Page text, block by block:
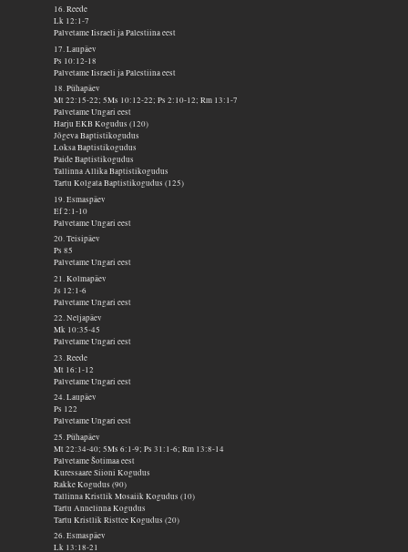
16. Reede
Lk 12:1-7
Palvetame Iisraeli ja Palestiina eest
17. Laupäev
Ps 10:12-18
Palvetame Iisraeli ja Palestiina eest
18. Pühapäev
Mt 22:15-22; 5Ms 10:12-22; Ps 2:10-12; Rm 13:1-7
Palvetame Ungari eest
Harju EKB Kogudus (120)
Jõgeva Baptistikogudus
Loksa Baptistikogudus
Paide Baptistikogudus
Tallinna Allika Baptistikogudus
Tartu Kolgata Baptistikogudus (125)
19. Esmaspäev
Ef 2:1-10
Palvetame Ungari eest
20. Teisipäev
Ps 85
Palvetame Ungari eest
21. Kolmapäev
Js 12:1-6
Palvetame Ungari eest
22. Neljapäev
Mk 10:35-45
Palvetame Ungari eest
23. Reede
Mt 16:1-12
Palvetame Ungari eest
24. Laupäev
Ps 122
Palvetame Ungari eest
25. Pühapäev
Mt 22:34-40; 5Ms 6:1-9; Ps 31:1-6; Rm 13:8-14
Palvetame Šotimaa eest
Kuressaare Siioni Kogudus
Rakke Kogudus (90)
Tallinna Kristlik Mosaiik Kogudus (10)
Tartu Annelinna Kogudus
Tartu Kristlik Risttee Kogudus (20)
26. Esmaspäev
Lk 13:18-21